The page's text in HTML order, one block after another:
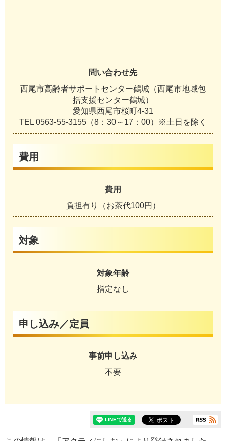
問い合わせ先
西尾市高齢者サポートセンター鶴城（西尾市地域包
括支援センター鶴城）
愛知県西尾市桜町4-31
TEL 0563-55-3155（8：30～17：00）※土日を除く
費用
費用
負担有り（お茶代100円）
対象
対象年齢
指定なし
申し込み／定員
事前申し込み
不要